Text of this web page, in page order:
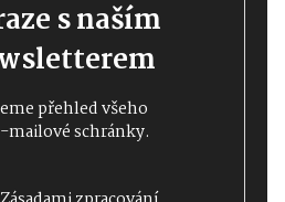
s naším
přehled všeho
mailové schránky.